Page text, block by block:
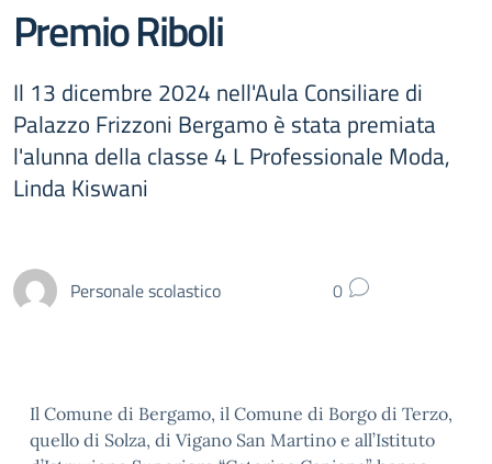
Premio Riboli
Il 13 dicembre 2024 nell'Aula Consiliare di
Palazzo Frizzoni Bergamo è stata premiata
l'alunna della classe 4 L Professionale Moda,
Linda Kiswani
Personale scolastico 0
Il Comune di Bergamo, il Comune di Borgo di Terzo,
quello di Solza, di Vigano San Martino e all’Istituto